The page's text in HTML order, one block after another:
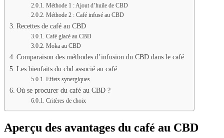
Méthode 1 : Ajout d’huile de CBD
Méthode 2 : Café infusé au CBD
Recettes de café au CBD
Café glacé au CBD
Moka au CBD
Comparaison des méthodes d’infusion du CBD dans le café
Les bienfaits du cbd associé au café
Effets synergiques
Où se procurer du café au CBD ?
Critères de choix
Aperçu des avantages du café au CBD